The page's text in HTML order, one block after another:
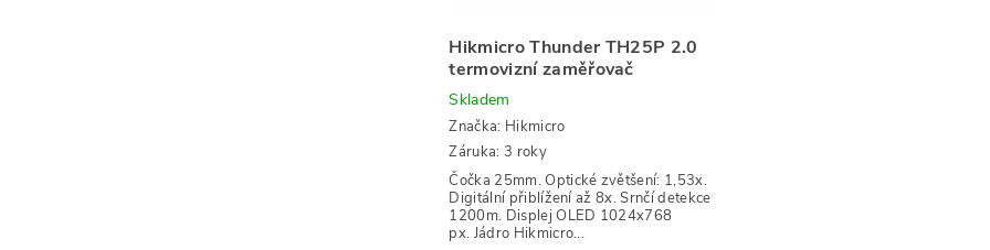
Hikmicro Thunder TH25P 2.0
termovizní zaměřovač
Skladem
Značka: Hikmicro
Záruka: 3 roky
Čočka 25mm. Optické zvětšení: 1,53x.
Digitální přiblížení až 8x. Srnčí detekce
1200m. Displej OLED 1024x768
px. Jádro Hikmicro...